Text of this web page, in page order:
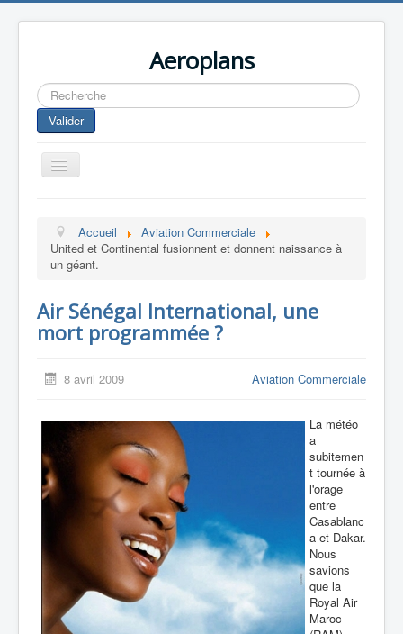
Aeroplans
Rechercher
Valider
Toggle
Navigation
Aviation Commerciale
Aviation d'Affaire
Aviation Militaire
Europespace
Accueil
Aviation Commerciale
United et Continental fusionnent et donnent naissance à
un géant.
Air Sénégal International, une
mort programmée ?
8 avril 2009 Aviation Commerciale
La météo
a
subitemen
t tournée à
l'orage
entre
Casablanc
a et Dakar.
Nous
savions
que la
Royal Air
Maroc